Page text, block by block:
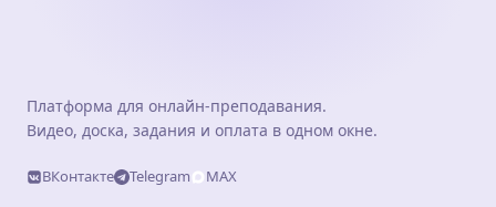
Платформа для онлайн-преподавания.
Видео, доска, задания и оплата в одном окне.
ВКонтакте Telegram MAX